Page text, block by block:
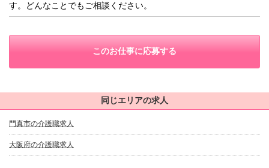
す。どんなことでもご相談ください。
このお仕事に応募する
同じエリアの求人
門真市の介護職求人
大阪府の介護職求人